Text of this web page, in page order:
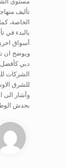
تأليف
الخاصة،
أسواق
للشرق
بحدش